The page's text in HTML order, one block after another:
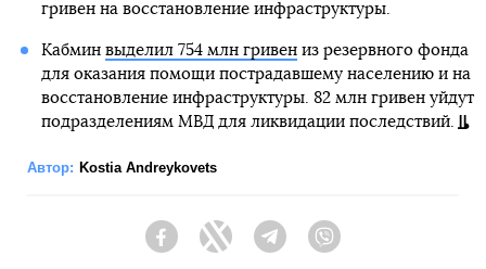
гривен на восстановление инфраструктуры.
Кабмин выделил 754 млн гривениз резервного фонда
для оказания помощи пострадавшему населению и на
восстановление инфраструктуры. 82 млн гривен уйдут
подразделениям МВД для ликвидации последствий.
Автор: Kostia Andreykovets
FacebookTwitter Telegram